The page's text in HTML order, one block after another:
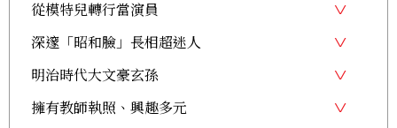
從模特兒轉行當演員
深邃「昭和臉」長相超迷人
明治時代大文豪玄孫
擁有教師執照、興趣多元